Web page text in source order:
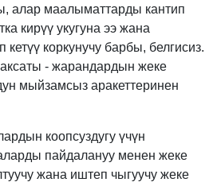
алар маалыматтарды кантип
кирүү укугуна ээ жана
коркунучу барбы, белгисиз.
- жарандардын жеке
мыйзамсыз аракеттеринен
коопсуздугу үчүн
пайдалануу менен жеке
жана иштеп чыгуучу жеке